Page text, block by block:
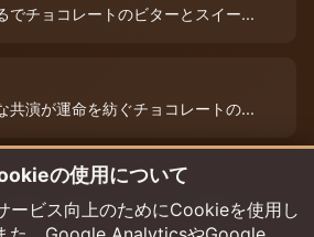
でチョコレートのビターとスイー...
共演が運命を紡ぐチョコレートの...
情熱と成長のエネルギーが交差す...
の使用について
ービス向上のためにCookieを使用し